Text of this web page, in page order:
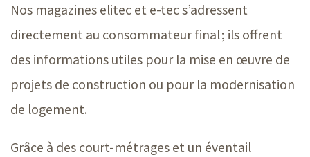
Nos magazines elitec et e-tecs’adressent
directement au consommateur final ; ils offrent
des informations utiles pour la mise en œuvre de
projets de construction ou pour la modernisation
de logement.
Grâce à des court-métrages et un éventail